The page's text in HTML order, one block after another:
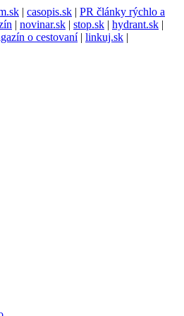
| casopis.sk | PR články rýchlo a
| novinar.sk | stop.sk | hydrant.sk |
o cestovaní| linkuj.sk |